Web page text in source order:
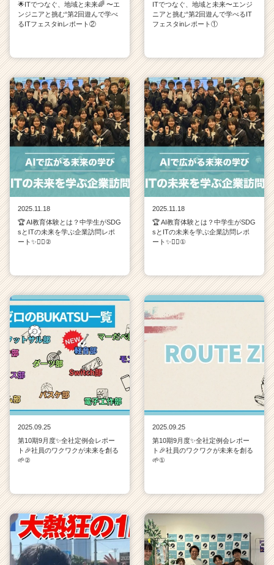
🌟ITでつなぐ、地域と未来🌈 〜エ
ンジニアと挑む“第2回遊んで学べ
るITフェスタinレポート②
ITでつなぐ、地域と未来〜エンジ
ニアと挑む“第2回遊んで学べるIT
フェスタinレポート①
2025.11.18
🏆 AI教育体験とは？中学生がSDG
sとITの未来を学ぶ企業訪問レポ
ート✨💁‍♀️②
2025.11.18
🏆 AI教育体験とは？中学生がSDG
sとITの未来を学ぶ企業訪問レポ
ート✨💁‍♀️①
2025.09.25
第10期9月度✨全社定例会レポー
ト🎉社員のワクワクが未来を創る
🌱②
2025.09.25
第10期9月度✨全社定例会レポー
ト🎉社員のワクワクが未来を創る
🌱①